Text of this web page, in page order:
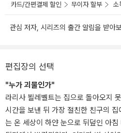
카드/간편결제 할인 무이자 할부 소
관심 저자, 시리즈의 출간 알림을 받아
편집장의 선택
"누가 괴물인가"
라리사 뵐레벨트는 집으로 돌아오지
시간을 보낸 뒤 가장 절친한 친구의
는 온 세상이 하얀 눈으로 뒤덮인 아